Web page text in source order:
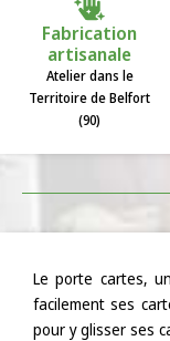
Fabrication
artisanale
Atelier dans le
Territoire de Belfort
(90)
Le porte cartes,
facilement ses
pour y glisser ses